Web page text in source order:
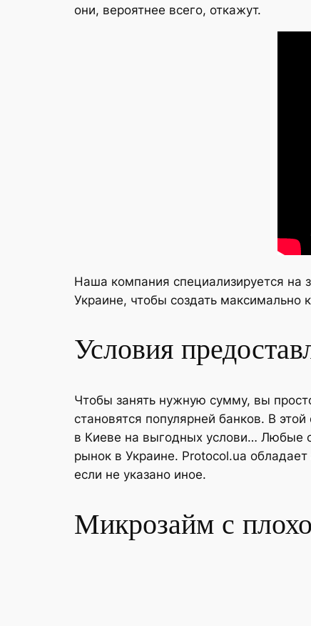
они, вероятнее всего, откажут.
Наша компания специализируется на
Украине, чтобы создать максимально
Условия
Чтобы занять нужную сумму, вы
становятся популярней банков. В
в Киеве на выгодных услови… Любые
рынок в Украине. Protocol.ua
если не указано иное.
Микрозайм с